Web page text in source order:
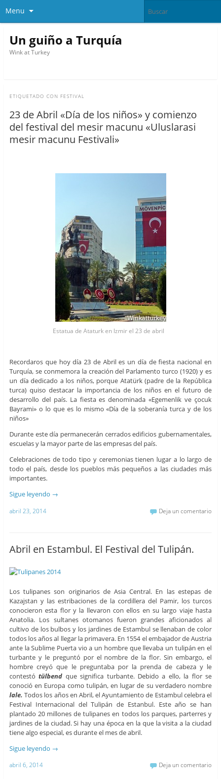
Menu
Un guiño a Turquía
Wink at Turkey
ETIQUETADO CON FESTIVAL
23 de Abril «Día de los niños» y comienzo
del festival del mesir macunu «Uluslarasi
mesir macunu Festivali»
Estatua de Ataturk en Izmir el 23 de abril
Recordaros que hoy día 23 de Abril es un día de fiesta nacional en
Turquía, se conmemora la creación del Parlamento turco (1920) y es
un día dedicado a los niños, porque Atatürk (padre de la República
turca) quiso destacar la importancia de los niños en el futuro de
desarrollo del país. La fiesta es denominada «Egemenlik ve çocuk
Bayrami» o lo que es lo mismo «Día de la soberanía turca y de los
niños»
Durante este día permanecerán cerrados edificios gubernamentales,
escuelas y la mayor parte de las empresas del país.
Celebraciones de todo tipo y ceremonias tienen lugar a lo largo de
todo el país, desde los pueblos más pequeños a las ciudades más
importantes.
Sigue leyendo →
abril 23, 2014 Deja un comentario
Abril en Estambul. El Festival del Tulipán.
Los tulipanes son originarios de Asia Central. En las estepas de
Kazajstan y las estribaciones de la cordillera del Pamir, los turcos
conocieron esta flor y la llevaron con ellos en su largo viaje hasta
Anatolia. Los sultanes otomanos fueron grandes aficionados al
cultivo de los bulbos y los jardines de Estambul se llenaban de color
todos los años al llegar la primavera. En 1554 el embajador de Austria
ante la Sublime Puerta vio a un hombre que llevaba un tulipán en el
turbante y le preguntó por el nombre de la flor. Sin embargo, el
hombre creyó que le preguntaba por la prenda de cabeza y le
contestótülbend que significa turbante. Debido a ello, la flor se
conoció en Europa como tulipán, en lugar de su verdadero nombre
lale. Todos los años en Abril, el Ayuntamiento de Estambul celebra el
Festival Internacional del Tulipán de Estanbul. Este año se han
plantado 20 millones de tulipanes en todos los parques, parterres y
jardines de la ciudad. Si hay una época en la que la visita a la ciudad
tiene algo especial, es durante el mes de abril.
Sigue leyendo →
abril 6, 2014 Deja un comentario